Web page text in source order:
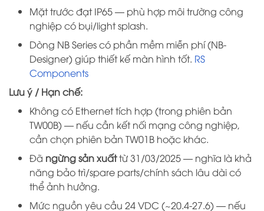
Mặt trước đạt IP65 — phù hợp môi trường công
nghiệp có bụi/light splash.
Dòng NB Series có phần mềm miễn phí (NB-
Designer) giúp thiết kế màn hình tốt. RS
Components
Lưu ý / Hạn chế:
Không có Ethernet tích hợp (trong phiên bản
TW00B) — nếu cần kết nối mạng công nghiệp,
cần chọn phiên bản TW01B hoặc khác.
Đã ngừng sản xuấttừ 31/03/2025 — nghĩa là khả
năng bảo trì/spare parts/chính sách lâu dài có
thể ảnh hưởng.
Mức nguồn yêu cầu 24 VDC (~20.4-27.6) — nếu